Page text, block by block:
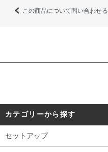
この商品について問い合わせる
カテゴリーから探す
セットアップ